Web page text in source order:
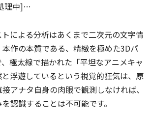
理中]…
による分析はあくまで二次元の文字情
作の本質である、精緻を極めた3Dパ
極太線で描かれた「平坦なアニメキャ
浮遊しているという視覚的狂気は、原
アナタ自身の肉眼で観測しなければ、
認識することは不可能です。